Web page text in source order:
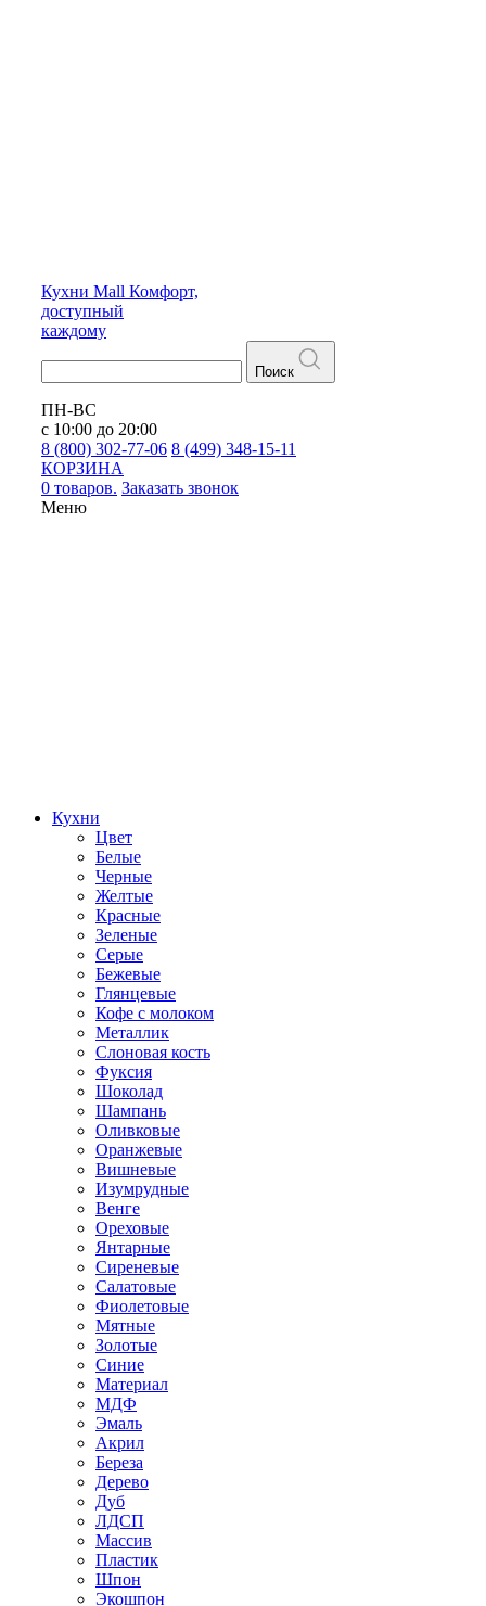
Кухни Mall Комфорт,
доступный
каждому
Поиск
ПН-ВС
с 10:00 до 20:00
8 (800) 302-77-06 8 (499) 348-15-11
КОРЗИНА
0 товаров. Заказать звонок
Меню
Кухни
Цвет
Белые
Черные
Желтые
Красные
Зеленые
Серые
Бежевые
Глянцевые
Кофе с молоком
Металлик
Слоновая кость
Фуксия
Шоколад
Шампань
Оливковые
Оранжевые
Вишневые
Изумрудные
Венге
Ореховые
Янтарные
Сиреневые
Салатовые
Фиолетовые
Мятные
Золотые
Синие
Материал
МДФ
Эмаль
Акрил
Береза
Дерево
Дуб
ЛДСП
Массив
Пластик
Шпон
Экошпон